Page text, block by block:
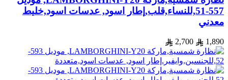
557-51,للنساء,قلب,إطار اسود, عدسات اسود,خليط
معدني
1,890
2,700